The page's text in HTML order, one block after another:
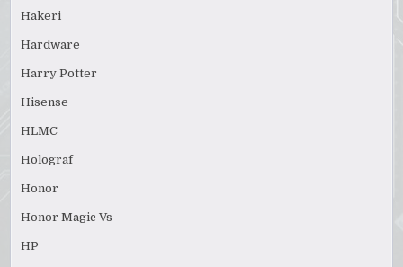
Hakeri
Hardware
Harry Potter
Hisense
HLMC
Holograf
Honor
Honor Magic Vs
HP